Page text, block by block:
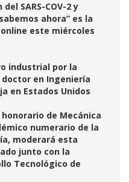
SARS-COV-2 y
ahora” es la
este miércoles
industrial por la
en Ingeniería
en Estados Unidos
de Mecánica
numerario de la
moderará esta
junto con la
Tecnológico de